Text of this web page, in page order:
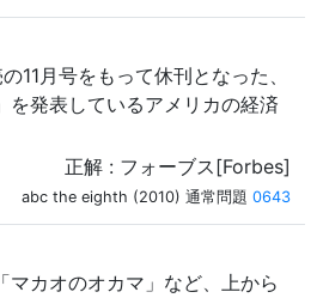
11月号をもって休刊となった、
を発表しているアメリカの経済
正解 : フォーブス[Forbes]
abc the eighth (2010) 通常問題 0643
マカオのオカマ」など、上から